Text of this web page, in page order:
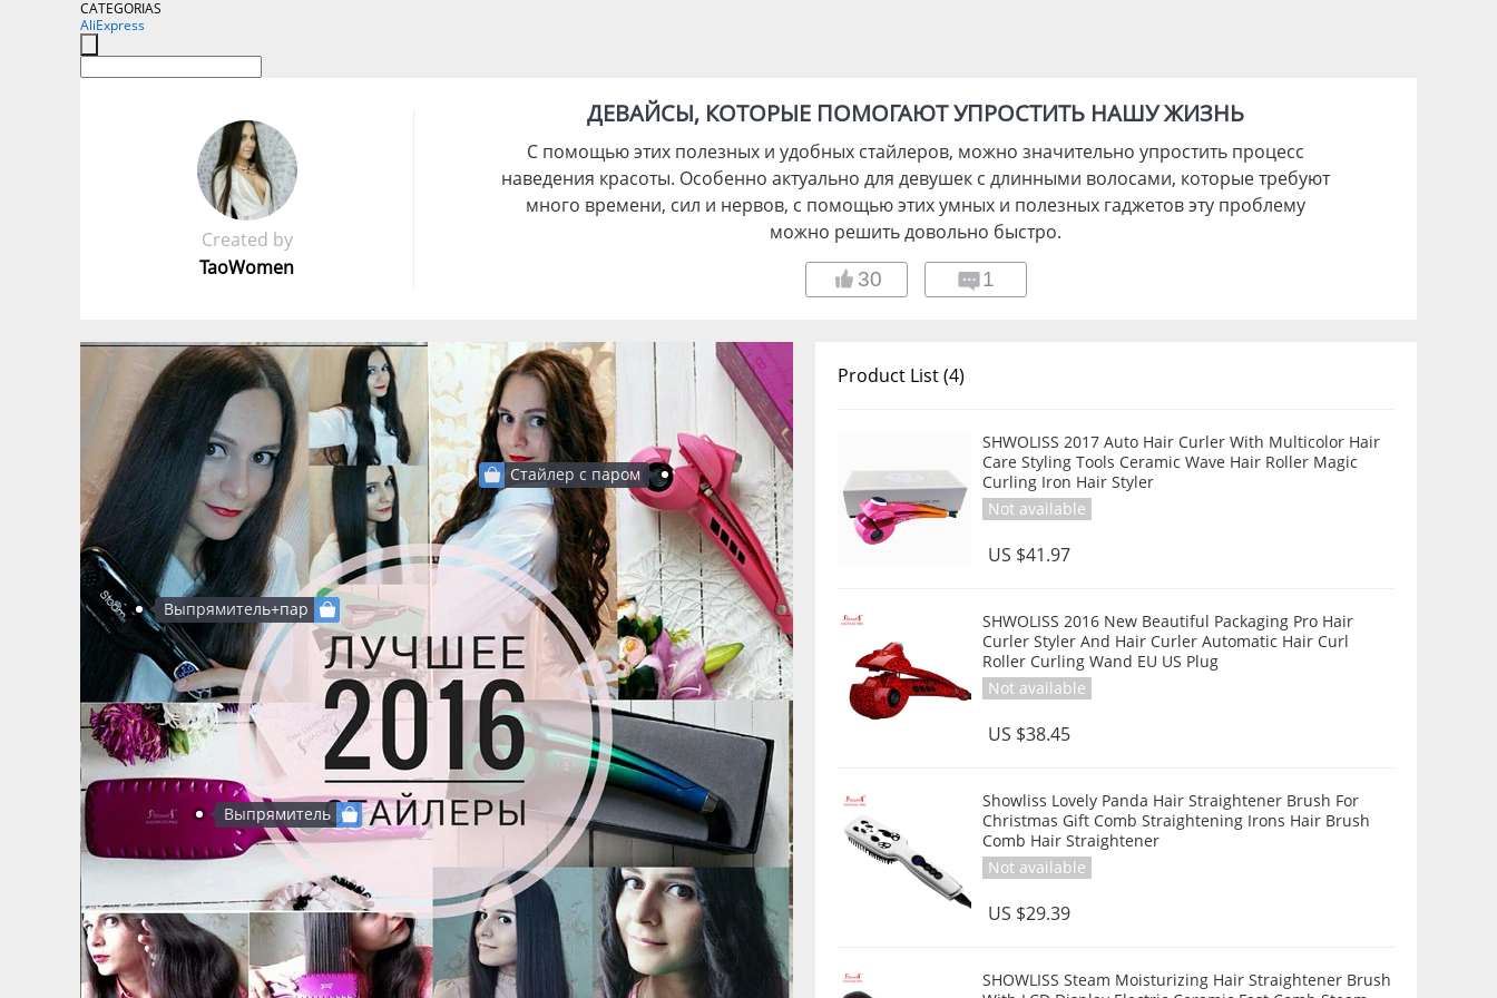
CATEGORIAS
AliExpress
Created by
TaoWomen
ДЕВАЙСЫ, КОТОРЫЕ ПОМОГАЮТ УПРОСТИТЬ НАШУ ЖИЗНЬ
С помощью этих полезных и удобных стайлеров, можно значительно упростить процесс
наведения красоты. Особенно актуально для девушек с длинными волосами, которые требуют
много времени, сил и нервов, с помощью этих умных и полезных гаджетов эту проблему
можно решить довольно быстро.
30 1
Product List (4)
SHWOLISS 2017 Auto Hair Curler With Multicolor Hair
Care Styling Tools Ceramic Wave Hair Roller Magic
Curling Iron Hair Styler
Not available
US $41.97
SHWOLISS 2016 New Beautiful Packaging Pro Hair
Curler Styler And Hair Curler Automatic Hair Curl
Roller Curling Wand EU US Plug
Not available
US $38.45
Showliss Lovely Panda Hair Straightener Brush For
Christmas Gift Comb Straightening Irons Hair Brush
Comb Hair Straightener
Not available
US $29.39
SHOWLISS Steam Moisturizing Hair Straightener Brush
Стайлер с паром
Выпрямитель
Выпрямитель+пар